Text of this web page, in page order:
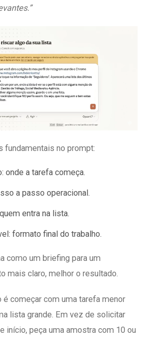
fundamentais no prompt:
onde a tarefa começa.
a passo operacional.
entra na lista.
formato final do trabalho.
como um briefing para um
mais claro, melhor o resultado.
é começar com uma tarefa menor
lista grande. Em vez de solicitar
início, peça uma amostra com 10 ou